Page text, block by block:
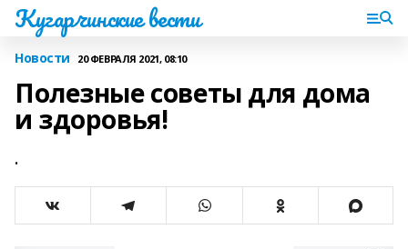
Кугарчинские вести
Новости 20 ФЕВРАЛЯ 2021, 08:10
Полезные советы для дома
и здоровья!
.